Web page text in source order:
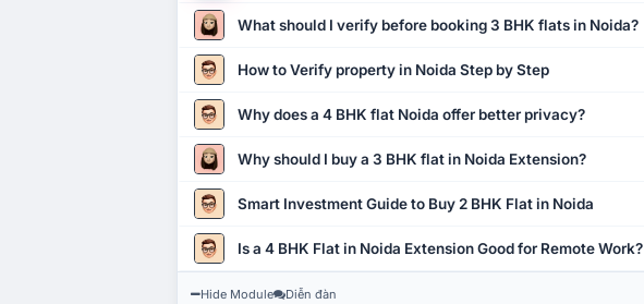
What should I verify before booking 3 BHK flats in Noida?
How to Verify property in Noida Step by Step
Why does a 4 BHK flat Noida offer better privacy?
Why should I buy a 3 BHK flat in Noida Extension?
Smart Investment Guide to Buy 2 BHK Flat in Noida
Is a 4 BHK Flat in Noida Extension Good for Remote Work?
Hide Module Diễn đàn